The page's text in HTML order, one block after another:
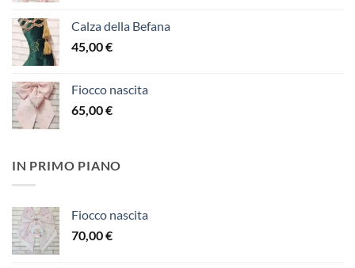
Calza della Befana
45,00€
Fiocco nascita
65,00€
IN PRIMO PIANO
Fiocco nascita
70,00€